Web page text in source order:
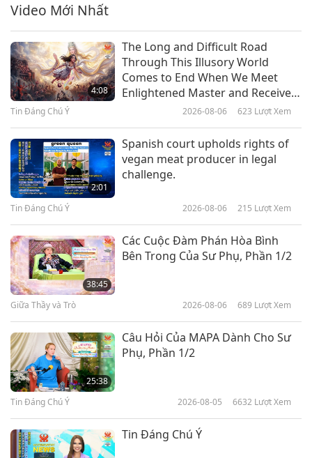
15:57
Hồi Ức Về Goryeo: Di Tích Lịch Sử
Ở Kaesong, Phần 1/2
Cộng Đồng Dayak Losarang -
Sống Hòa Hợp Với Những Anh Em
Bí Ẩn của Những Quả Cầu Đá Cổ
Hang Động Sa Mạc Judean: Nơi
2021-11-08
Video Mới Nhất
4:08
The Long and Difficult Road
Through This Illusory World
Comes to End When We Meet
Enlightened Master and Receive
Tin Đáng Chú Ý 2026-08-06 623 Lượt Xem
2:01
Spanish court upholds rights of
vegan meat producer in legal
challenge.
Tin Đáng Chú Ý 2026-08-06 215 Lượt Xem
38:45
Các Cuộc Đàm Phán Hòa Bình
Bên Trong Của Sư Phụ, Phần 1/2
Giữa Thầy và Trò 2026-08-06 689 Lượt Xem
25:38
Câu Hỏi Của MAPA Dành Cho Sư
Phụ, Phần 1/2
Tin Đáng Chú Ý 2026-08-05 6632 Lượt Xem
Tin Đáng Chú Ý